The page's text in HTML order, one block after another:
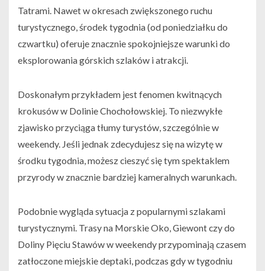
Tatrami. Nawet w okresach zwiększonego ruchu
turystycznego, środek tygodnia (od poniedziałku do
czwartku) oferuje znacznie spokojniejsze warunki do
eksplorowania górskich szlaków i atrakcji.
Doskonałym przykładem jest fenomen kwitnących
krokusów w Dolinie Chochołowskiej. To niezwykłe
zjawisko przyciąga tłumy turystów, szczególnie w
weekendy. Jeśli jednak zdecydujesz się na wizytę w
środku tygodnia, możesz cieszyć się tym spektaklem
przyrody w znacznie bardziej kameralnych warunkach.
Podobnie wygląda sytuacja z popularnymi szlakami
turystycznymi. Trasy na Morskie Oko, Giewont czy do
Doliny Pięciu Stawów w weekendy przypominają czasem
zatłoczone miejskie deptaki, podczas gdy w tygodniu